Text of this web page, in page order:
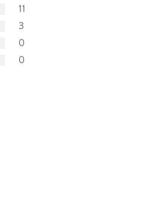
11
3
0
0